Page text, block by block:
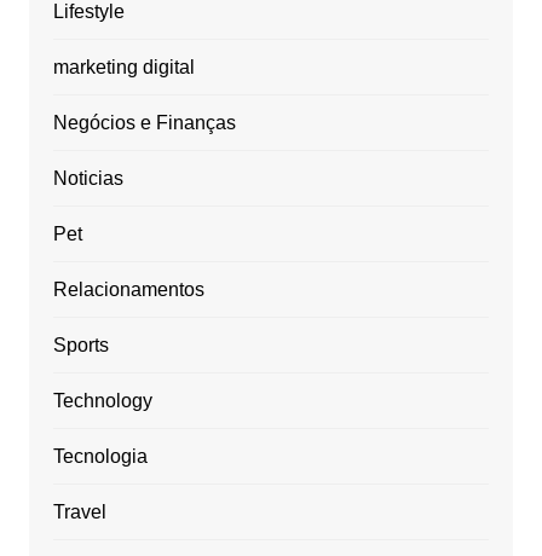
Lifestyle
marketing digital
Negócios e Finanças
Noticias
Pet
Relacionamentos
Sports
Technology
Tecnologia
Travel